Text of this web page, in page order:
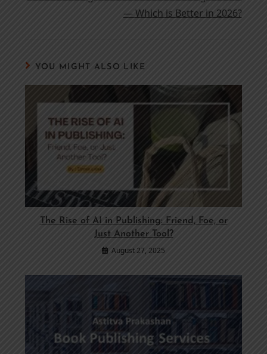
— Which is Better in 2026?
YOU MIGHT ALSO LIKE
The Rise of AI in Publishing: Friend, Foe, or
Just Another Tool?
August 27, 2025